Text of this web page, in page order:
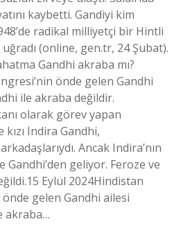
kaybetti. Gandiyi kim
radikal milliyetçi bir Hintli
(online, gen.tr, 24 Şubat).
Gandhi akraba mı?
önde gelen Gandhi
ile akraba değildir.
olarak görev yapan
Indira Gandhi,
Ancak Indira’nın
Gandhi’den geliyor. Feroze ve
Eylül 2024Hindistan
gelen Gandhi ailesi
akraba…